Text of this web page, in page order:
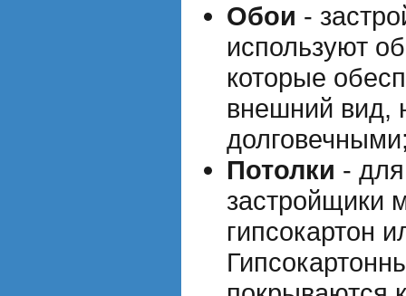
Обои -
используют
которые
внешний вид,
Потолки -
застройщики
гипсокартон